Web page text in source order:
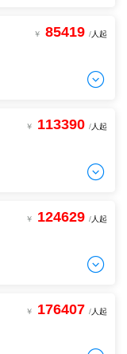
￥ 85419 /人起

/人 - 0 间 +
￥ 113390 /人起

/人 - 0 间 +
￥ 124629 /人起

￥ 176407 /人起